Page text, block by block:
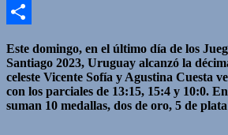
Facebook
Este domingo, en el último día de los
Santiago 2023, Uruguay alcanzó la
celeste Vicente Sofía y Agustina Cuesta
con los parciales de 13:15, 15:4 y 10:0.
suman 10 medallas, dos de oro, 5 de